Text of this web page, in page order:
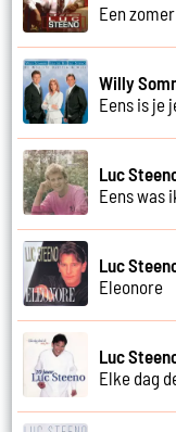
Een
Willy
Eens is je
Luc
Eens was
Luc
Eleonore
Luc
Elke dag